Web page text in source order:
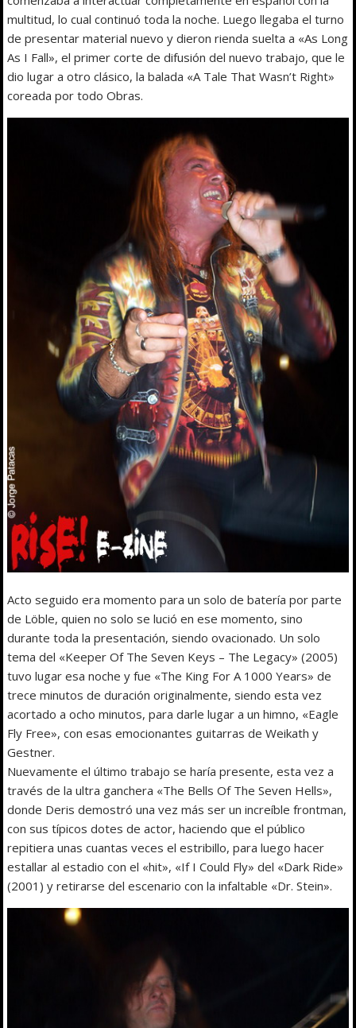
multitud, lo cual continuó toda la noche. Luego llegaba el turno
de presentar material nuevo y dieron rienda suelta a «As Long
As I Fall», el primer corte de difusión del nuevo trabajo, que le
dio lugar a otro clásico, la balada «A Tale That Wasn’t Right»
coreada por todo Obras.
Acto seguido era momento para un solo de batería por parte
de Löble, quien no solo se lució en ese momento, sino
durante toda la presentación, siendo ovacionado. Un solo
tema del «Keeper Of The Seven Keys – The Legacy» (2005)
tuvo lugar esa noche y fue «The King For A 1000 Years» de
trece minutos de duración originalmente, siendo esta vez
acortado a ocho minutos, para darle lugar a un himno, «Eagle
Fly Free», con esas emocionantes guitarras de Weikath y
Gestner.
Nuevamente el último trabajo se haría presente, esta vez a
través de la ultra ganchera «The Bells Of The Seven Hells»,
donde Deris demostró una vez más ser un increíble frontman,
con sus típicos dotes de actor, haciendo que el público
repitiera unas cuantas veces el estribillo, para luego hacer
estallar al estadio con el «hit», «If I Could Fly» del «Dark Ride»
(2001) y retirarse del escenario con la infaltable «Dr. Stein».